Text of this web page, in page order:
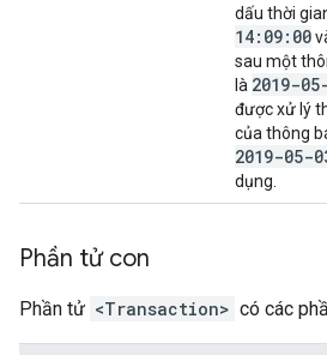
dấu thời
14:09:00
sau một
là 2019-
được xử lý
của thông
2019-05-
dụng.
Phần tử con
Phần tử <Transaction> có các